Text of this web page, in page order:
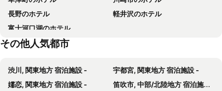
ビジネスホテル たきざわ
Business Hotel Takizawa Takasaki Station Nishiguchi
HOTEL R9 The Yard 伊勢崎
ABホテル伊勢崎
ビジネスホテル寿々屋
ホテルルートイン伊勢崎インター
高崎ビジネスホテル
HOTEL R9 The Yard 本庄
長野のホテル
軽井沢のホテル
富士河口湖のホテル
その他人気都市
渋川, 関東地方 宿泊施設 -
宇都宮, 関東地方 宿泊施設 -
嬬恋, 関東地方 宿泊施設 -
笛吹市, 中部/北陸地方 宿泊施設 -